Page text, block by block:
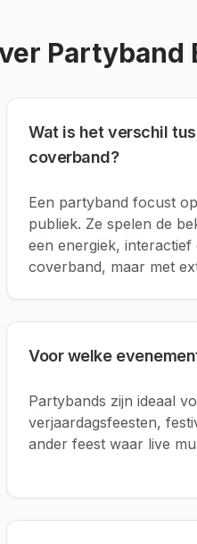
Partyband
Wat is het verschil
coverband?
Een partyband focust
publiek. Ze spelen de
een energiek,
coverband, maar met
Voor welke
Partybands zijn ideaal
verjaardagsfeesten,
ander feest waar live